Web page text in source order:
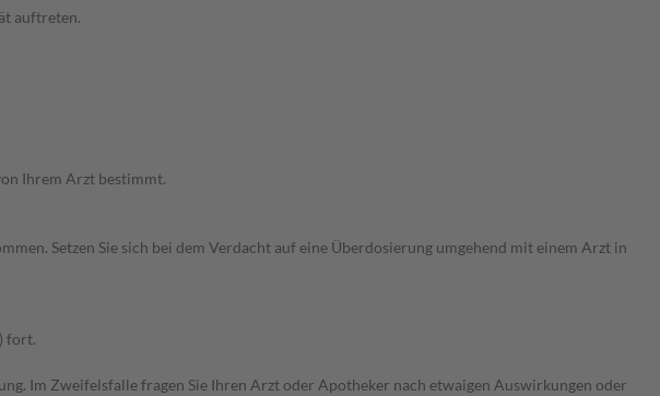
auftreten.
Ihrem Arzt bestimmt.
Setzen Sie sich bei dem Verdacht auf eine Überdosierung umgehend mit einem Arzt in
fort.
Im Zweifelsfalle fragen Sie Ihren Arzt oder Apotheker nach etwaigen Auswirkungen oder